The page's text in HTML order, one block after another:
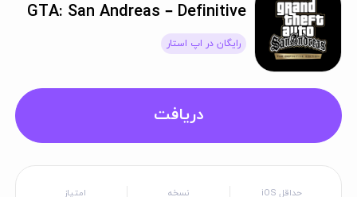
GTA: San Andreas – Definitive
رایگان در اپ استار
دریافت
حداقل iOS نسخه امتیاز